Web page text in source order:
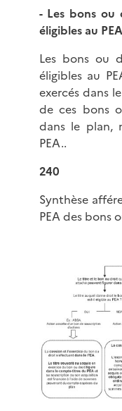
- Les bons
éligibles au
Les bons ou
éligibles au
exercés dans
de ces bons
dans le plan,
PEA..
240
Synthèse
PEA des bons